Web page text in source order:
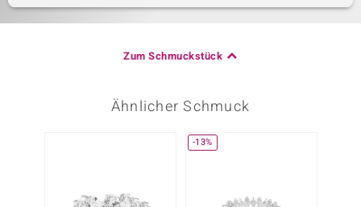
Zum Schmuckstück
Ähnlicher Schmuck
-13%